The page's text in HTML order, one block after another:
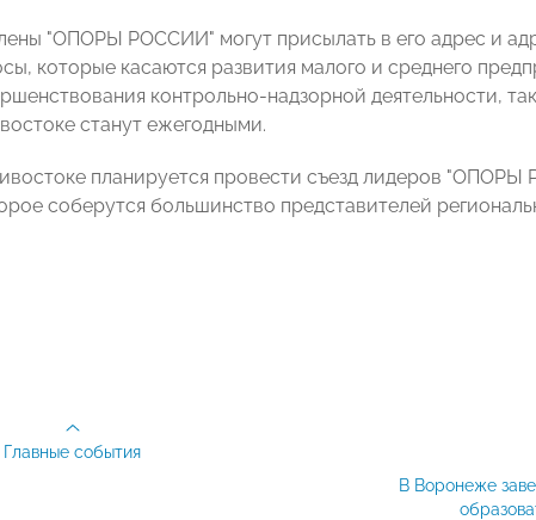
"ОПОРЫ РОССИИ" могут присылать в его адрес и
которые касаются развития малого и среднего
контрольно-надзорной деятельности,
станут ежегодными.
планируется провести съезд лидеров
соберутся большинство представителей
В Воронеже
Главные события